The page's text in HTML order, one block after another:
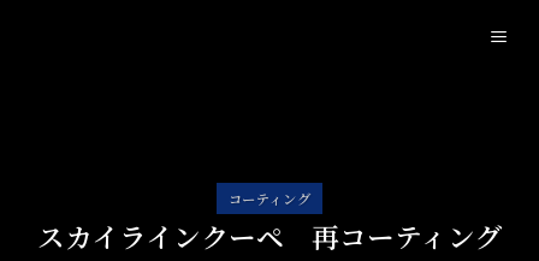
コーティング
スカイラインクーペ 再コーティング